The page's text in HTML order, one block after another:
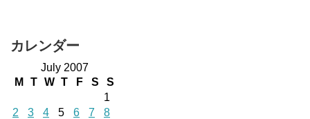
カレンダー
July 2007
M
T W T F S
S
1
2
3 4 5 6 7
8